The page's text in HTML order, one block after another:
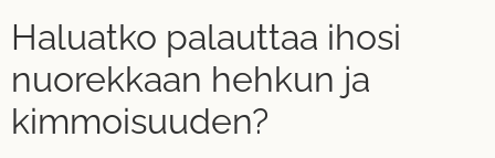
Haluatko palauttaa ihosi
nuorekkaan hehkun ja
kimmoisuuden?